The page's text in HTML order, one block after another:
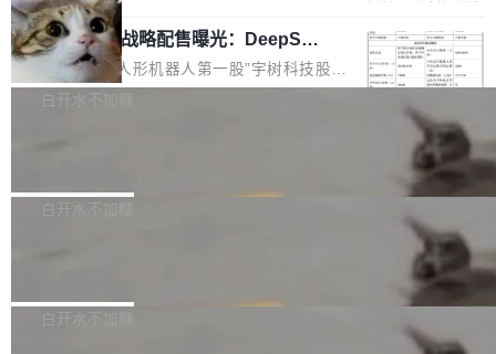
家基线 95.4%。 不是又一个 coding agent 包装
器 Prime Agent 的架构和市面上大多数 coding
agent 有本质区别。大多数 agent harness 的设
计是基于早期模型的能力—...
是项目级别的官方立场，目前由五个团队采纳，
但它可能是主流开源项目中关于 AI 辅助贡献最
细致的一份规则。 政策的核心只有一句话：LLM
可以用来分析、提炼、审阅、建议，但不能用来
不得生成涉及安全性的关键变更，除非作者本身
宇树科技 IPO 战略配售曝光：DeepSe
ek 获配 93.3 万股，锁定 36 个月
8月6日晚间，“人形机器人第一股”宇树科技股份
有限公司披露IPO发行价格及战略配售结果，杭
36个月。 公告显示，本次宇树科技战略配售对
员工参与设立的专项资产管理计划。其中，Dee
白开水不加糖
Bug fixes and enhancements 修复多次传递同
一个回归问题，该问题导致拉取镜像时会拒绝包
白开水不加糖
e 孵化器项目管理委员会（IPMC）投票中获得
白开水不加糖